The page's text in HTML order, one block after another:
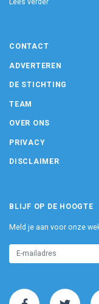
Lees verder
CONTACT
ADVERTEREN
DE STICHTING
TEAM
OVER ONS
PRIVACY
DISCLAIMER
BLIJF OP DE HOOGTE
Meld je aan voor onze